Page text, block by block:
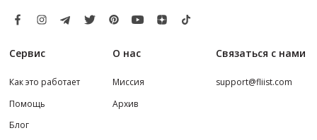
Сервис
Как это работает
Помощь
Блог
О нас
Миссия
Архив
Связаться с нами
support@fliist.com